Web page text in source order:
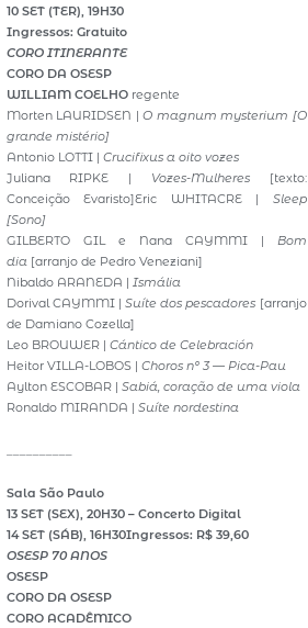
10 SET (TER), 19H30
Ingressos: Gratuito
CORO ITINERANTE
CORO DA OSESP
WILLIAM COELHO regente
Morten LAURIDSEN |O magnum mysterium [O
grande mistério]
Antonio LOTTI | Crucifixus a oito vozes
Juliana RIPKE | Vozes-Mulheres
[texto:
Conceição Evaristo]Eric WHITACRE | Sleep
[Sono]
GILBERTO GIL e Nana CAYMMI | Bom
dia [arranjo de Pedro Veneziani]
Nibaldo ARANEDA | Ismália
Dorival CAYMMI |Suíte dos pescadores [arranjo
de Damiano Cozella]
Leo BROUWER | Cántico de Celebración
Heitor VILLA-LOBOS | Choros nº 3 — Pica-Pau
Aylton ESCOBAR | Sabiá, coração de uma viola
Ronaldo MIRANDA | Suíte nordestina
Sala São Paulo
13 SET (SEX), 20H30 – Concerto Digital
14 SET (SÁB), 16H30Ingressos: R$ 39,60
OSESP 70 ANOS
OSESP
CORO DA OSESP
CORO ACADÊMICO